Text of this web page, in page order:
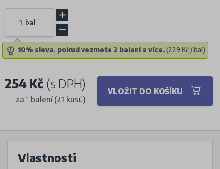
bal
10% sleva, pokud vezmete 2 balení a více. (229 Kč / bal)
254 Kč (s DPH)
za 1 balení (21 kusů)
VLOŽIT DO KOŠÍKU
Vlastnosti